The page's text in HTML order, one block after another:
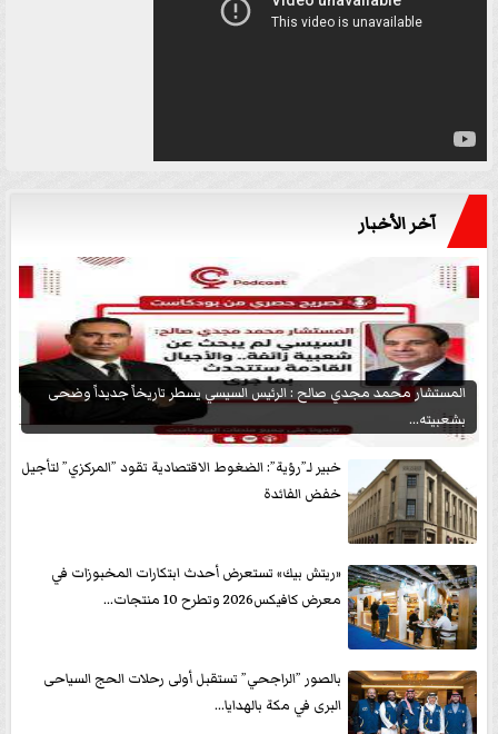
آخر الأخبار
المستشار محمد مجدي صالح : الرئيس السيسي يسطر تاريخاً جديداً وضحى
بشعبيته...
خبير لـ”رؤية”: الضغوط الاقتصادية تقود ”المركزي” لتأجيل
خفض الفائدة
«ريتش بيك» تستعرض أحدث ابتكارات المخبوزات في
معرض كافيكس2026 وتطرح 10 منتجات...
بالصور ”الراجحي” تستقبل أولى رحلات الحج السياحى
البرى في مكة بالهدايا...